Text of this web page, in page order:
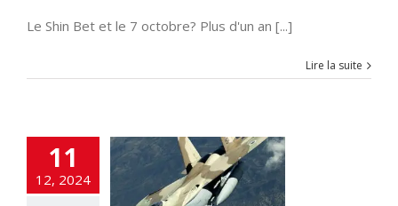
Le Shin Bet et le 7 octobre? Plus d'un an [...]
Lire la suite
11
12, 2024
Démocratie
Élections
Engin
pilote ETATS-